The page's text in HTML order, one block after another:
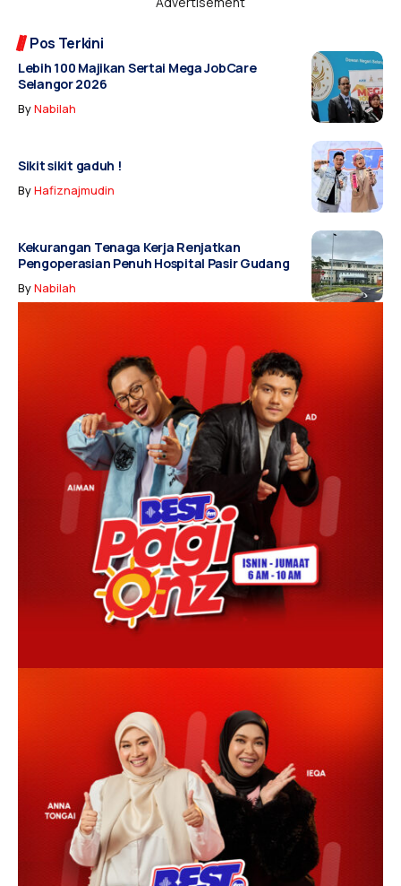
Pos Terkini
Lebih 100 Majikan Sertai Mega JobCare
Selangor 2026
ByNabilah
Sikit sikit gaduh !
ByHafiznajmudin
Kekurangan Tenaga Kerja Renjatkan
Pengoperasian Penuh Hospital Pasir Gudang
ByNabilah